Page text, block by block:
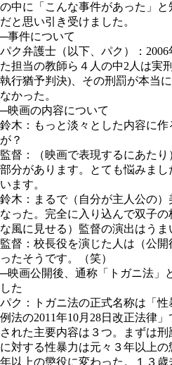
の中に「こんな事件があった」
だと思い引き受けました。
─事件について
パク弁護士（以下、パク）：
た担当の教師ら４人の中2人は実
執行猶予判決)、その刑罰が本当
なかった。
─映画の内容について
鈴木：もっと淡々とした内容に
が？
監督：（映画で表現するにあた
部分があります。とても悩みま
います。
鈴木：まるで（自分が主人公の
なった。完全に入り込んで双子
な風に見せる）監督の演出はうま
監督：校長役を演じた人は（公
ったそうです。（笑）
─映画公開後、通称「トガニ法」
した
パク：トガニ法の正式名称は「
例法の2011年10月28日改正法律
された主要内容は３つ。まずは
に対する性暴力は元々３年以上
年以上の懲役に変わった。１３